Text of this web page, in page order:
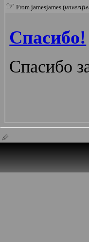
☞ From jamesjames (
Спасибо!
Спасибо